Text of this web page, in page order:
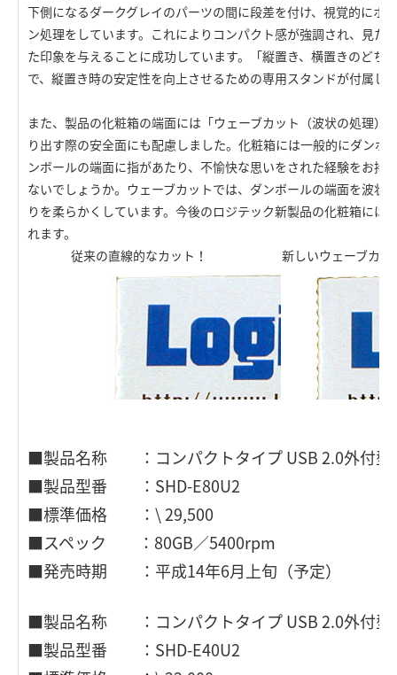
下側になるダークグレイのパーツの間に段差を付け、視覚的にホ
ン処理をしています。これによりコンパクト感が強調され、見た
た印象を与えることに成功しています。「縦置き、横置きのどち
で、縦置き時の安定性を向上させるための専用スタンドが付属し
また、製品の化粧箱の端面には「ウェーブカット（波状の処理）
り出す際の安全面にも配慮しました。化粧箱には一般的にダンボ
ンボールの端面に指があたり、不愉快な思いをされた経験をお持
ないでしょうか。ウェーブカットでは、ダンボールの端面を波状
りを柔らかくしています。今後のロジテック新製品の化粧箱には
れます。
従来の直線的なカット！ 新しいウェーブカット
■製品名称 ：コンパクトタイプ USB 2.0外付型
■製品型番 ：SHD-E80U2
■標準価格 ：\ 29,500
■スペック ：80GB／5400rpm
■発売時期 ：平成14年6月上旬（予定）
■製品名称 ：コンパクトタイプ USB 2.0外付型
■製品型番 ：SHD-E40U2